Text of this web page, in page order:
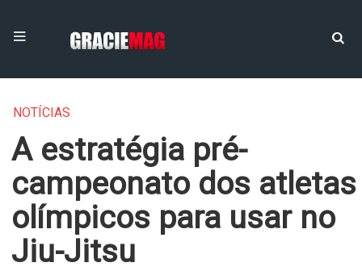
NOTÍCIAS
A estratégia pré-
campeonato dos atletas
olímpicos para usar no
Jiu-Jitsu